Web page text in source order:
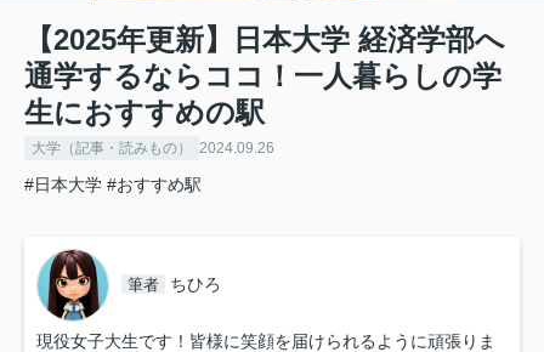
【2025年更新】日本大学 経済学部へ
通学するならココ！一人暮らしの学
生におすすめの駅
大学（記事・読みもの） 2024.09.26
#日本大学 #おすすめ駅
筆者 ちひろ
現役女子大生です！皆様に笑顔を届けられるように頑張りま